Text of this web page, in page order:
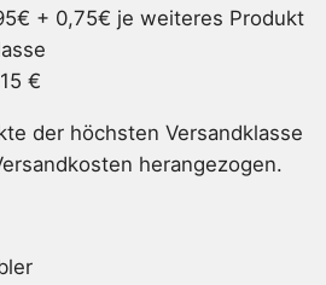
+ 0,75€ je weiteres Produkt
€
der höchsten Versandklasse
herangezogen.